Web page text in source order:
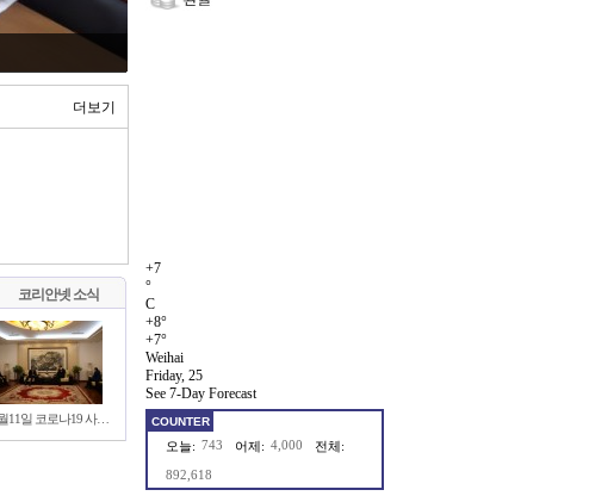
더보기
코리안넷 소식
11일 코로나19 사…
+7
°
C
+8°
+7°
Weihai
Friday, 25
See 7-Day Forecast
COUNTER
오늘: 743 어제: 4,000
전체:
892,618